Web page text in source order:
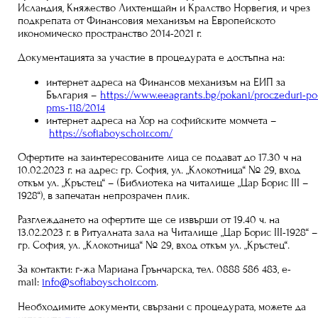
Исландия, Княжество Лихтенщайн и Кралство Норвегия, и чрез
подкрепата от Финансовия механизъм на Европейското
икономическо пространство 2014-2021 г.
Документацията за участие в процедурата е достъпна на:
интернет адреса на Финансов механизъм на ЕИП за
България – https://www.eeagrants.bg/pokani/proczeduri-
pms-118/2014
интернет адреса на Хор на софийските момчета –
https://sofiaboyschoir.com/
Офертите на заинтересованите лица се подават до 17.30 ч на
10.02.2023 г. на адрес: гр. София, ул. „Клокотница“ № 29, вход
откъм ул. „Кръстец“ – (Библиотека на читалище „Цар Борис ІІІ –
1928“), в запечатан непрозрачен плик.
Разглеждането на офертите ще се извърши от 19.40 ч. на
13.02.2023 г. в Ритуалната зала на Читалище „Цар Борис ІІІ-1928“ –
гр. София, ул. „Клокотница“ № 29, вход откъм ул. „Кръстец“.
За контакти: г-жа Мариана Грънчарска, тел. 0888 586 483, e-
mail: info@sofiaboyschoir.com.
Необходимите документи, свързани с процедурата, можете да